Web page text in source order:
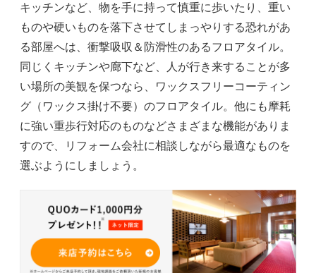
キッチンなど、物を手に持って慎重に歩いたり、重い
ものや硬いものを落下させてしまっやりする恐れがあ
る部屋へは、衝撃吸収＆防滑性のあるフロアタイル。
同じくキッチンや廊下など、人が行き来することが多
い場所の美観を保つなら、ワックスフリーコーティン
グ（ワックス掛け不要）のフロアタイル。他にも摩耗
に強い重歩行対応のものなどさまざまな機能がありま
すので、リフォーム会社に相談しながら最適なものを
選ぶようにしましょう。